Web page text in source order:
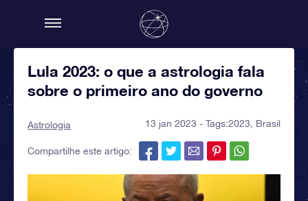
Lula 2023: o que a astrologia fala
sobre o primeiro ano do governo
Astrologia 13 jan 2023 - Tags:2023 Brasil
Compartilhe este artigo: